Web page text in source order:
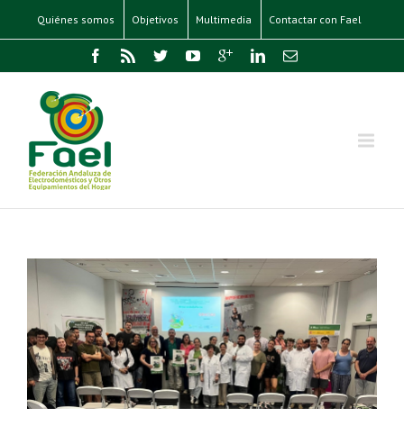
Quiénes somos Objetivos Multimedia Contactar con Fael